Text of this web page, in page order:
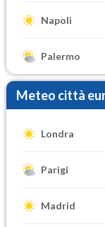
Napoli
Palermo
Meteo città
Londra
Parigi
Madrid